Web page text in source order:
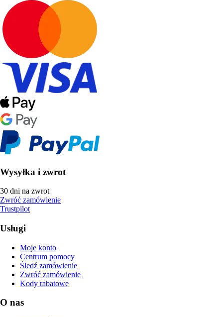
Wysyłka i zwrot
30 dni na zwrot
Zwróć zamówienie
Trustpilot
Usługi
Moje konto
Centrum pomocy
Śledź zamówienie
Zwróć zamówienie
Kody rabatowe
O nas